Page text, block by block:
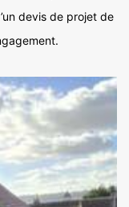
devis de projet de